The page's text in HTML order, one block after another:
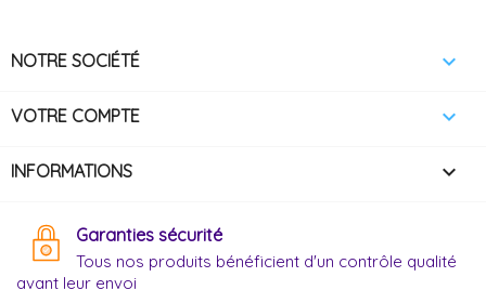
NOTRE SOCIÉTÉ 
VOTRE COMPTE 
INFORMATIONS keyboard_arrow_down
Garanties sécurité
Tous nos produits bénéficient d'un contrôle qualité
avant leur envoi